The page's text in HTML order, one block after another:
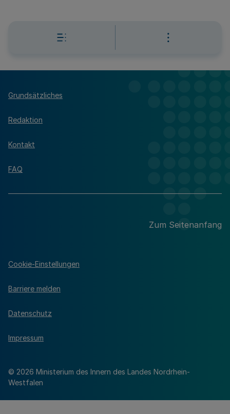
Grundsätzliches
Redaktion
Kontakt
FAQ
Zum Seitenanfang
© 2026 Ministerium des Innern des Landes Nordrhein-
Westfalen
Cookie-Einstellungen
Barriere melden
Datenschutz
Impressum